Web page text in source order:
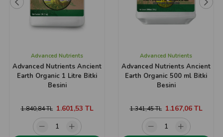
Advanced Nutrients
Advanced Nutrients Ancient
Earth Organic 1 Litre Bitki
Besini
1.601,53 TL
1.840,84 TL
Advanced Nutrients
Advanced Nutrients Ancient
Earth Organic 500 ml Bitki
Besini
1.167,06 TL
1.341,45 TL